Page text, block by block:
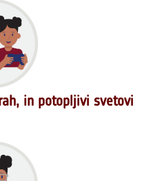
in potopljivi svetovi